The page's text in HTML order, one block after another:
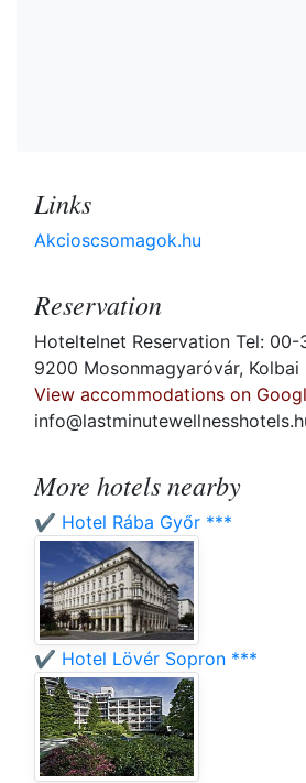
Links
Akcioscsomagok.hu
Reservation
Hoteltelnet Reservation Tel: 00-
9200 Mosonmagyaróvár, Kolbai
View accommodations on
More hotels nearby
✔️ Hotel Rába Győr ***
✔️ Hotel Lövér Sopron ***